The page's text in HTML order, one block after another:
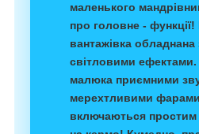
маленького
про головне -
вантажівка
світловими
малюка приємними
мерехтливими
включаються простим